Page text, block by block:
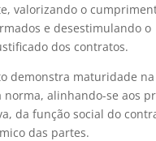
valorizando o
e desestimulando o
dos contratos.
demonstra maturidade na
norma, alinhando-se aos
da função social do
das partes.